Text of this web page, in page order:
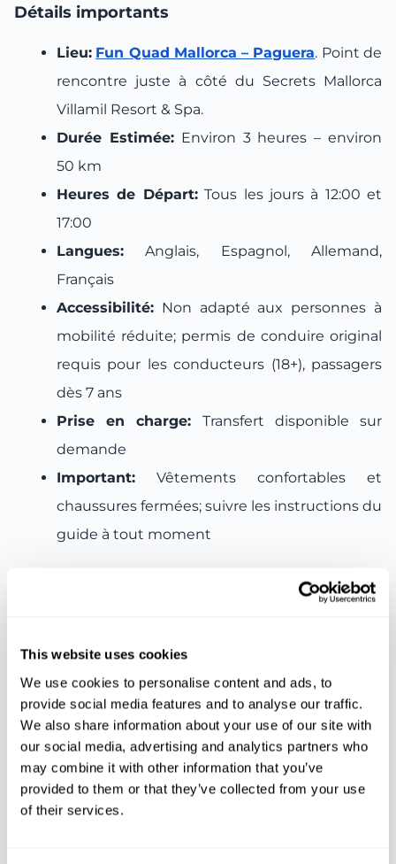
This website uses cookies
We use cookies to personalise content and ads, to
provide social media features and to analyse our traffic.
We also share information about your use of our site with
our social media, advertising and analytics partners who
may combine it with other information that you’ve
provided to them or that they’ve collected from your use
of their services.
Détails importants
Lieu: Fun Quad Mallorca – Paguera. Point de
rencontre juste à côté du Secrets Mallorca
Villamil Resort & Spa.
Durée Estimée:Environ 3 heures – environ
50 km
Heures de Départ:Tous les jours à 12:00 et
17:00
Langues: Anglais, Espagnol, Allemand,
Français
Accessibilité: Non adapté aux personnes à
mobilité réduite; permis de conduire original
requis pour les conducteurs (18+), passagers
dès 7 ans
Prise en charge: Transfert disponible sur
demande
Important: Vêtements confortables et
chaussures fermées; suivre les instructions du
guide à tout moment
Excursion guidée en quad
Casque et foulard
Une bouteille d’eau par personne
Nettoyage du véhicule
Assurance responsabilité civile